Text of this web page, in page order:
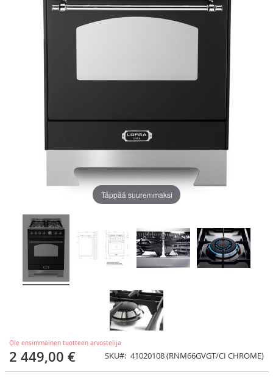
Ole ensimmäinen tuotteen arvostelija
2 449,00 € SKU 41020108 (RNM66GVGT/CI CHROME)
Täppää suuremmaksi